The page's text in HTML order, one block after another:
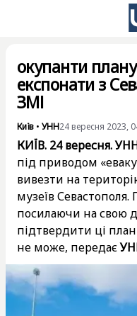
окупанти
експонати з
ЗМІ
Київ • УНН24 вересня 2023,
КИЇВ. 24 вересня.
під приводом
вивезти на
музеїв
посилаючи на свою
підтвердити ці
не може, передає